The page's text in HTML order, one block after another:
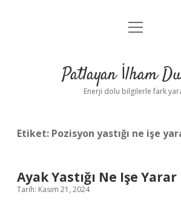
Anasayfa
Yasal Uyarı
menüyü
Patlayan İlham
Enerji dolu bilgilerle fark
Etiket: Pozisyon yastığı ne işe
Ayak Yastığı Ne Işe Yarar
Tarih: Kasım 21, 2024